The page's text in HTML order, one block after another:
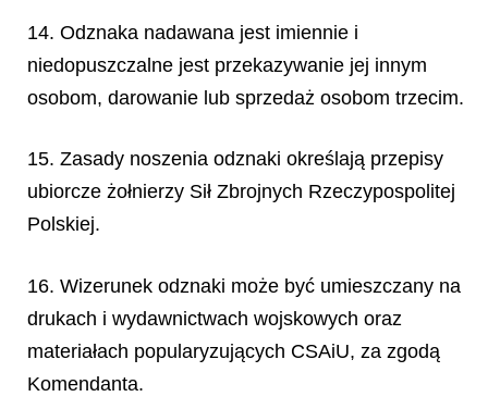
14. Odznaka nadawana jest imiennie i
niedopuszczalne jest przekazywanie jej innym
osobom, darowanie lub sprzedaż osobom trzecim.
15. Zasady noszenia odznaki określają przepisy
ubiorcze żołnierzy Sił Zbrojnych Rzeczypospolitej
Polskiej.
16. Wizerunek odznaki może być umieszczany na
drukach i wydawnictwach wojskowych oraz
materiałach popularyzujących CSAiU, za zgodą
Komendanta.